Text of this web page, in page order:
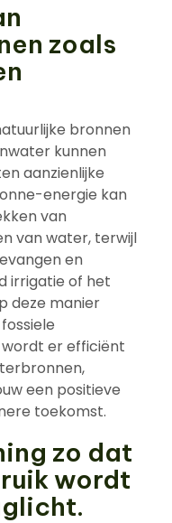
zoals
bronnen
kunnen
aanzienlijke
energie kan
van
van water, terwijl
en
irrigatie of het
deze manier
er efficiënt
een positieve
toekomst.
zo dat
wordt